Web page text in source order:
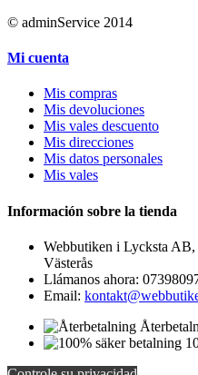
© adminService 2014
Mi cuenta
Mis compras
Mis devoluciones
Mis vales descuento
Mis direcciones
Mis datos personales
Mis vales
Información sobre la tienda
Webbutiken i Lycksta
Västerås
Llámanos ahora:
Email: